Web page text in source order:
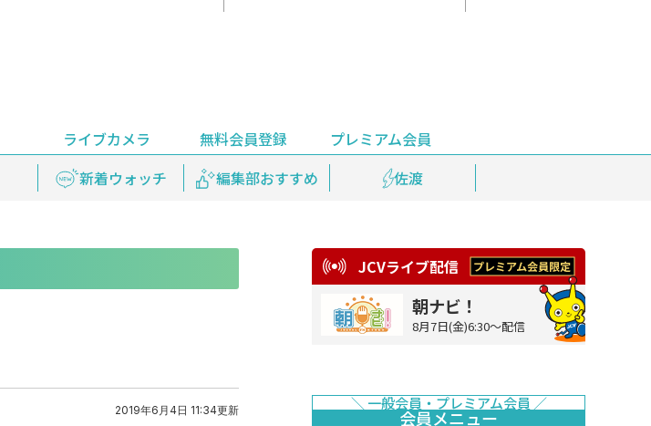
新着ウォッチ 編集部おすすめ 佐渡
天気 上越妙高百景 鉄道情報
ライブカメラ 無料会員登録
プレミアム会員
見逃し配信 プレミアム会員登録
2019年6月4日 11:34更新
JCVライブ配信
朝ナビ！
8月7日(金)6:30～配信